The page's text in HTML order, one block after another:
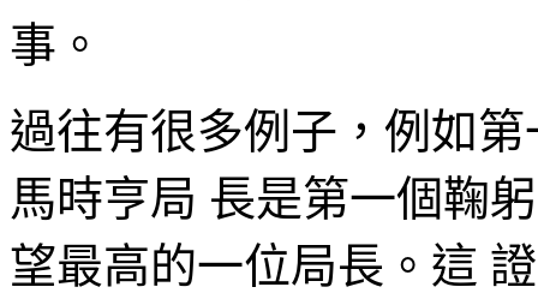
事。
過往有很多例子，例如
馬時亨局 長是第一個鞠
望最高的一位局長。這